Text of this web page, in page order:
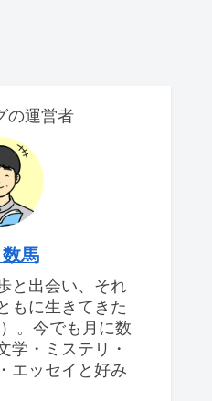
の運営者
馬
と出会い、それ
もに生きてきた
。今でも月に数
学・ミステリ・
エッセイと好み